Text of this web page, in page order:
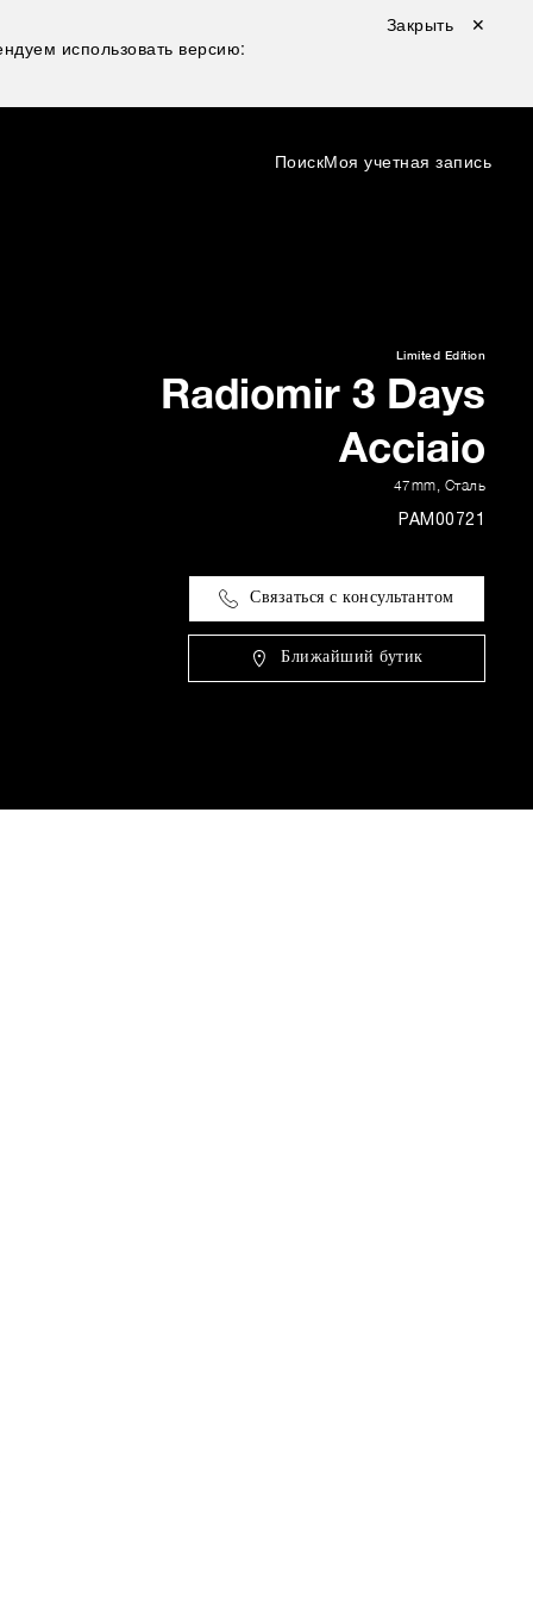
использовать версию:
Закрыть ✕
ПоискМоя учетная запись
Limited Edition
Radiomir 3 Days
Acciaio
47mm Сталь
PAM00721
Связаться с консультантом
Ближайший бутик